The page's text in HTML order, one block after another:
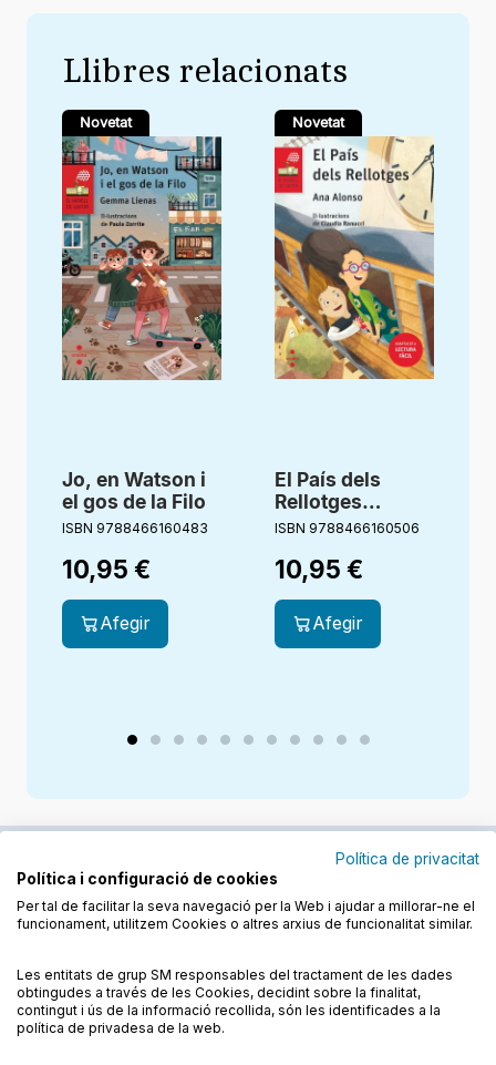
Llibres relacionats
Novetat
Jo, en Watson i
el gos de la Filo
ISBN 9788466160483
10,95 €
Afegir
Novetat
El País dels
Rellotges
(Lectura fàcil)
ISBN 9788466160506
10,95 €
Afegir
Política de privacitat
Política i configuració de cookies
Per tal de facilitar la seva navegació per la Web i ajudar a millorar-ne el
funcionament, utilitzem Cookies o altres arxius de funcionalitat similar.
Les entitats de grup SM responsables del tractament de les dades
obtingudes a través de les Cookies, decidint sobre la finalitat,
contingut i ús de la informació recollida, són les identificades a la
política de privadesa de la web.